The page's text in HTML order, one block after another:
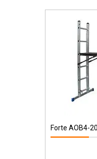
Forte AOB4-